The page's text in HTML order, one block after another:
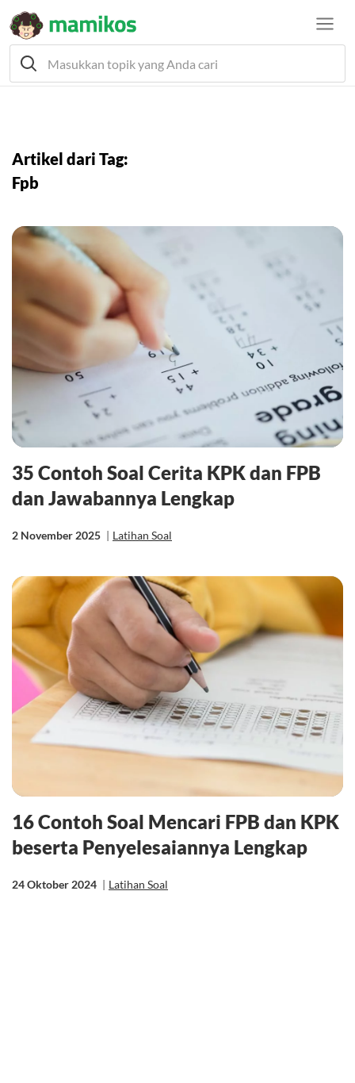
Artikel dari Tag:
Fpb
35 Contoh Soal Cerita KPK dan FPB
dan Jawabannya Lengkap
2 November 2025 | Latihan Soal
16 Contoh Soal Mencari FPB dan KPK
beserta Penyelesaiannya Lengkap
24 Oktober 2024 | Latihan Soal